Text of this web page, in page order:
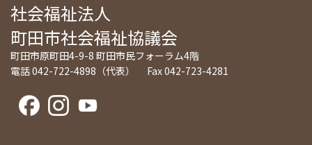
社会福祉法人
町田市社会福祉協議会
町田市原町田4-9-8 町田市民フォーラム4階
電話 042-722-4898（代表） Fax 042-723-4281